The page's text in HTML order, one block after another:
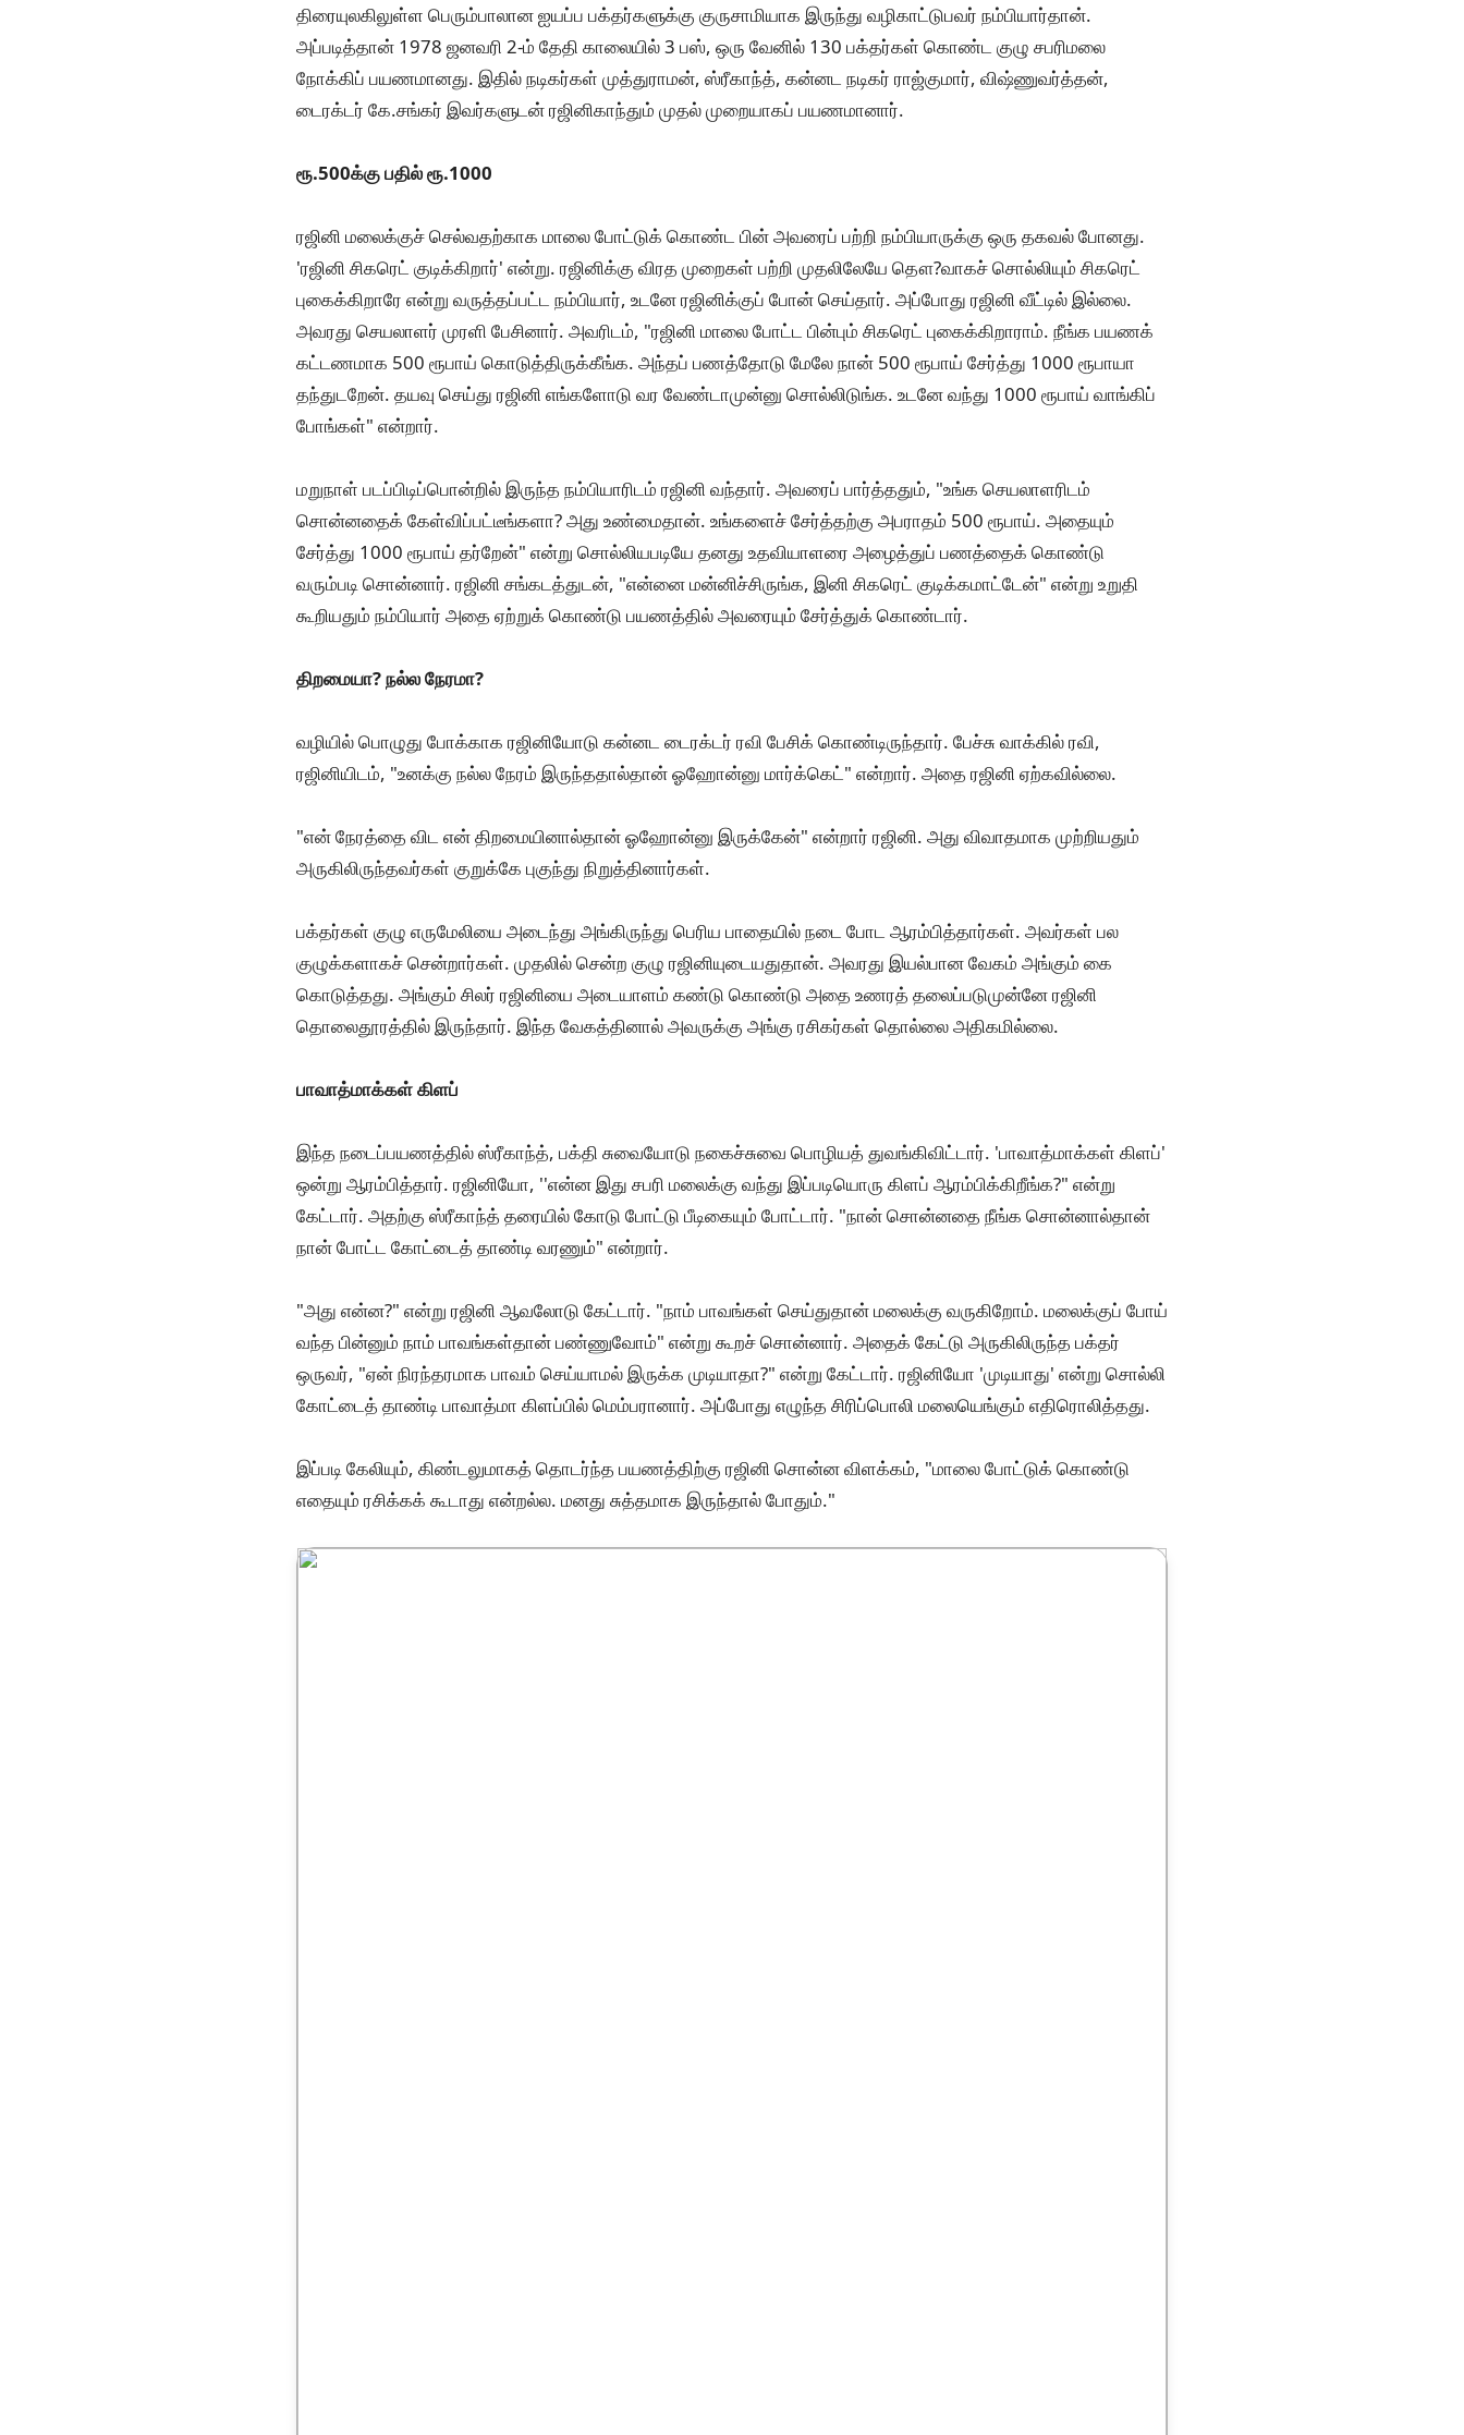
திரையுலகிலுள்ள பெரும்பாலான ஐயப்ப பக்தர்களுக்கு குருசாமியாக இருந்து வழிகாட்டுபவர் நம்பியார்தான்.
அப்படித்தான் 1978 ஜனவரி 2-ம் தேதி காலையில் 3 பஸ், ஒரு வேனில் 130 பக்தர்கள் கொண்ட குழு சபரிமலை
நோக்கிப் பயணமானது. இதில் நடிகர்கள் முத்துராமன், ஸ்ரீகாந்த், கன்னட நடிகர் ராஜ்குமார், விஷ்ணுவர்த்தன்,
டைரக்டர் கே.சங்கர் இவர்களுடன் ரஜினிகாந்தும் முதல் முறையாகப் பயணமானார்.
ரூ.500க்கு பதில் ரூ.1000
ரஜினி மலைக்குச் செல்வதற்காக மாலை போட்டுக் கொண்ட பின் அவரைப் பற்றி நம்பியாருக்கு ஒரு தகவல் போனது.
'ரஜினி சிகரெட் குடிக்கிறார்' என்று. ரஜினிக்கு விரத முறைகள் பற்றி முதலிலேயே தௌ?வாகச் சொல்லியும் சிகரெட்
புகைக்கிறாரே என்று வருத்தப்பட்ட நம்பியார், உடனே ரஜினிக்குப் போன் செய்தார். அப்போது ரஜினி வீட்டில் இல்லை.
அவரது செயலாளர் முரளி பேசினார். அவரிடம், "ரஜினி மாலை போட்ட பின்பும் சிகரெட் புகைக்கிறாராம். நீங்க பயணக்
கட்டணமாக 500 ரூபாய் கொடுத்திருக்கீங்க. அந்தப் பணத்தோடு மேலே நான் 500 ரூபாய் சேர்த்து 1000 ரூபாயா
தந்துடறேன். தயவு செய்து ரஜினி எங்களோடு வர வேண்டாமுன்னு சொல்லிடுங்க. உடனே வந்து 1000 ரூபாய் வாங்கிப்
போங்கள்" என்றார்.
மறுநாள் படப்பிடிப்பொன்றில் இருந்த நம்பியாரிடம் ரஜினி வந்தார். அவரைப் பார்த்ததும், "உங்க செயலாளரிடம்
சொன்னதைக் கேள்விப்பட்டீங்களா? அது உண்மைதான். உங்களைச் சேர்த்தற்கு அபராதம் 500 ரூபாய். அதையும்
சேர்த்து 1000 ரூபாய் தர்றேன்" என்று சொல்லியபடியே தனது உதவியாளரை அழைத்துப் பணத்தைக் கொண்டு
வரும்படி சொன்னார். ரஜினி சங்கடத்துடன், "என்னை மன்னிச்சிருங்க, இனி சிகரெட் குடிக்கமாட்டேன்" என்று உறுதி
கூறியதும் நம்பியார் அதை ஏற்றுக் கொண்டு பயணத்தில் அவரையும் சேர்த்துக் கொண்டார்.
திறமையா? நல்ல நேரமா?
வழியில் பொழுது போக்காக ரஜினியோடு கன்னட டைரக்டர் ரவி பேசிக் கொண்டிருந்தார். பேச்சு வாக்கில் ரவி,
ரஜினியிடம், "உனக்கு நல்ல நேரம் இருந்ததால்தான் ஓஹோன்னு மார்க்கெட்" என்றார். அதை ரஜினி ஏற்கவில்லை.
"என் நேரத்தை விட என் திறமையினால்தான் ஓஹோன்னு இருக்கேன்" என்றார் ரஜினி. அது விவாதமாக முற்றியதும்
அருகிலிருந்தவர்கள் குறுக்கே புகுந்து நிறுத்தினார்கள்.
பக்தர்கள் குழு எருமேலியை அடைந்து அங்கிருந்து பெரிய பாதையில் நடை போட ஆரம்பித்தார்கள். அவர்கள் பல
குழுக்களாகச் சென்றார்கள். முதலில் சென்ற குழு ரஜினியுடையதுதான். அவரது இயல்பான வேகம் அங்கும் கை
கொடுத்தது. அங்கும் சிலர் ரஜினியை அடையாளம் கண்டு கொண்டு அதை உணரத் தலைப்படுமுன்னே ரஜினி
தொலைதூரத்தில் இருந்தார். இந்த வேகத்தினால் அவருக்கு அங்கு ரசிகர்கள் தொல்லை அதிகமில்லை.
பாவாத்மாக்கள் கிளப்
இந்த நடைப்பயணத்தில் ஸ்ரீகாந்த், பக்தி சுவையோடு நகைச்சுவை பொழியத் துவங்கிவிட்டார். 'பாவாத்மாக்கள் கிளப்'
ஒன்று ஆரம்பித்தார். ரஜினியோ, ''என்ன இது சபரி மலைக்கு வந்து இப்படியொரு கிளப் ஆரம்பிக்கிறீங்க?" என்று
கேட்டார். அதற்கு ஸ்ரீகாந்த் தரையில் கோடு போட்டு பீடிகையும் போட்டார். "நான் சொன்னதை நீங்க சொன்னால்தான்
நான் போட்ட கோட்டைத் தாண்டி வரணும்" என்றார்.
"அது என்ன?" என்று ரஜினி ஆவலோடு கேட்டார். "நாம் பாவங்கள் செய்துதான் மலைக்கு வருகிறோம். மலைக்குப் போய்
வந்த பின்னும் நாம் பாவங்கள்தான் பண்ணுவோம்" என்று கூறச் சொன்னார். அதைக் கேட்டு அருகிலிருந்த பக்தர்
ஒருவர், "ஏன் நிரந்தரமாக பாவம் செய்யாமல் இருக்க முடியாதா?" என்று கேட்டார். ரஜினியோ 'முடியாது' என்று சொல்லி
கோட்டைத் தாண்டி பாவாத்மா கிளப்பில் மெம்பரானார். அப்போது எழுந்த சிரிப்பொலி மலையெங்கும் எதிரொலித்தது.
இப்படி கேலியும், கிண்டலுமாகத் தொடர்ந்த பயணத்திற்கு ரஜினி சொன்ன விளக்கம், "மாலை போட்டுக் கொண்டு
எதையும் ரசிக்கக் கூடாது என்றல்ல. மனது சுத்தமாக இருந்தால் போதும்."